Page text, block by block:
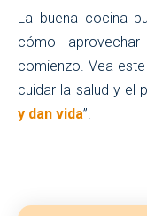
La buena cocina
cómo
comienzo. Vea
cuidar la salud y el
y dan vida”.